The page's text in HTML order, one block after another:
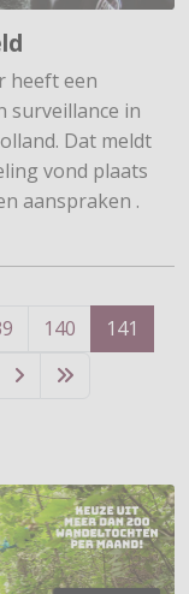
heeft een
surveillance in
Dat meldt
vond plaats
aanspraken .
140
141